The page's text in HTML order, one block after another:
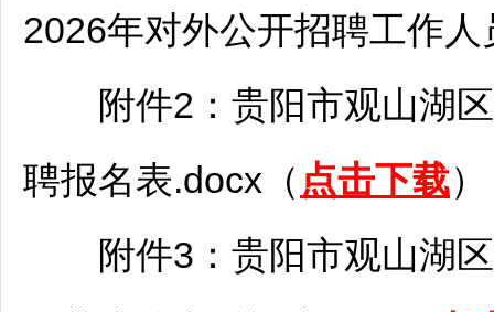
2026年对外公开招聘工作人
附件2： 贵阳市观山湖
聘报名表.docx（ 点击下载）
附件3： 贵阳市观山湖